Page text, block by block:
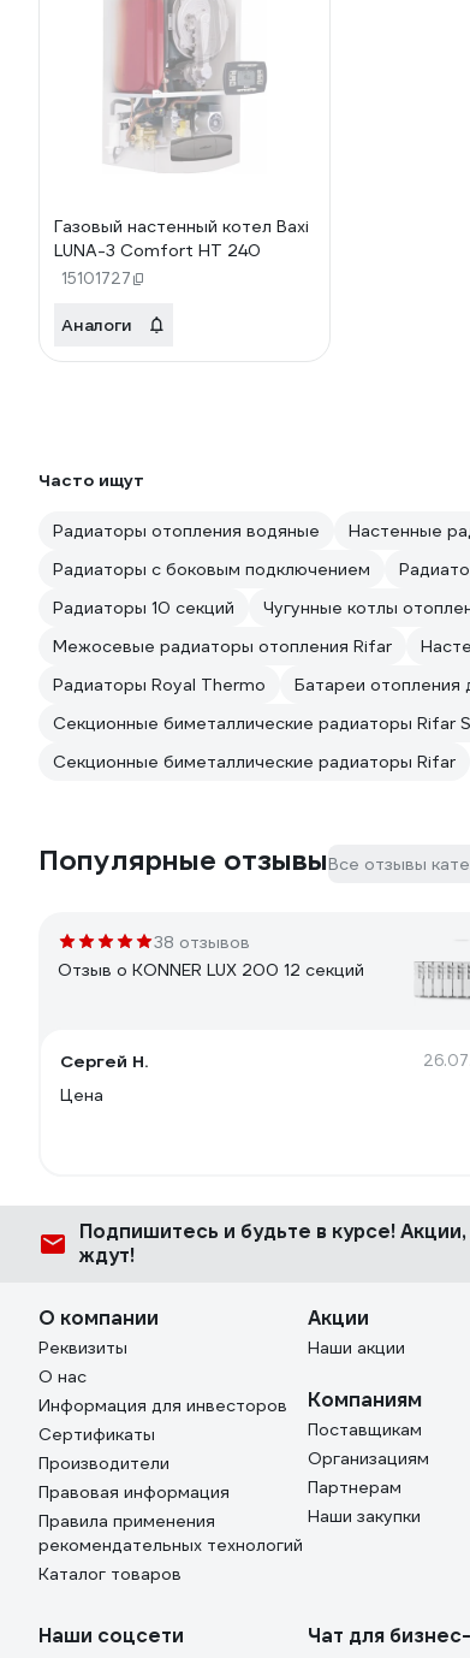
Газовый настенный котел Baxi
LUNA-3 Comfort HT 240
15101727
Аналоги
Часто ищут
Радиаторы отопления водяные Настенные
Радиаторы с боковым подключением
Радиаторы 10 секций
Чугунные котлы
Межосевые радиаторы отопления Rifar
Радиаторы Royal Thermo
Батареи отопления
Секционные биметаллические радиаторы Rifar
Секционные биметаллические радиаторы Rifar
Популярные отзывыВсе отзывы
38 отзывов
Отзыв о KONNER LUX 200 12 секций
Сергей Н.
Цена
Подпишитесь и будьте в курсе!
ждут!
О компании
Реквизиты
О нас
Информация для инвесторов
Сертификаты
Производители
Правовая информация
Правила применения
рекомендательных технологий
Каталог товаров
Акции
Наши акции
Компаниям
Поставщикам
Организациям
Партнерам
Наши закупки
Наши соцсети Чат для